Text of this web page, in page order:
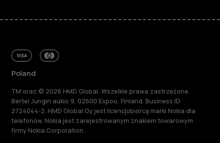
Poland
TM oraz © 2026 HMD Global. Wszelkie prawa zastrzeżone.
Bertel Jungin aukio 9, 02600 Espoo, Finland. Business ID
2724044-2. HMD Global Oy jest licencjobiorcą marki Nokia dla
telefonów. Nokia jest zarejestrowanym znakiem towarowym
firmy Nokia Corporation.